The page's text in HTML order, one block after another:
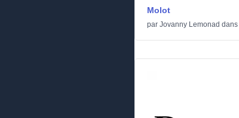
Molot
par Jovanny Lemonad dans